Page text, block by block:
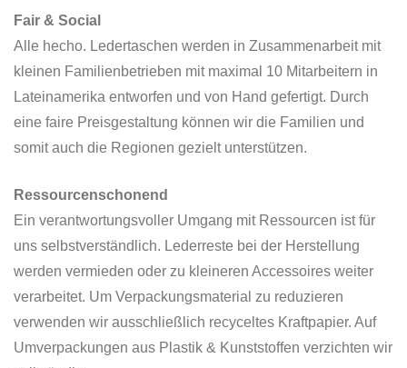
Fair & Social
Alle hecho. Ledertaschen werden in Zusammenarbeit mit
kleinen Familienbetrieben mit maximal 10 Mitarbeitern in
Lateinamerika entworfen und von Hand gefertigt. Durch
eine faire Preisgestaltung können wir die Familien und
somit auch die Regionen gezielt unterstützen.
Ressourcenschonend
Ein verantwortungsvoller Umgang mit Ressourcen ist für
uns selbstverständlich. Lederreste bei der Herstellung
werden vermieden oder zu kleineren Accessoires weiter
verarbeitet. Um Verpackungsmaterial zu reduzieren
verwenden wir ausschließlich recyceltes Kraftpapier. Auf
Umverpackungen aus Plastik & Kunststoffen verzichten wir